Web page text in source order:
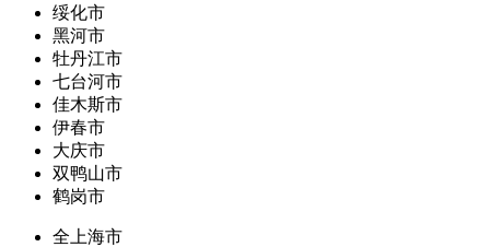
绥化市
黑河市
牡丹江市
七台河市
佳木斯市
伊春市
大庆市
双鸭山市
鹤岗市
全上海市